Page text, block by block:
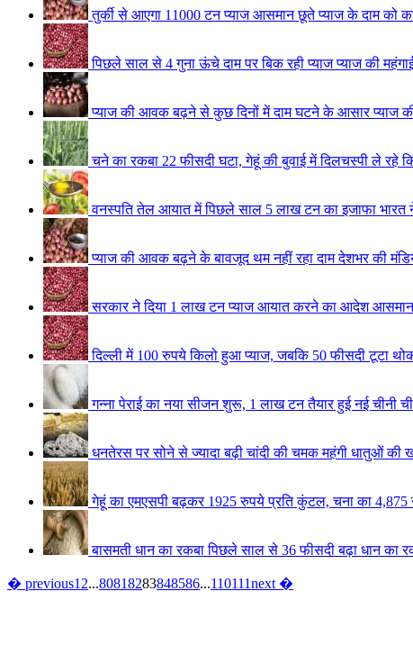
तुर्की से आएगा 11000 टन प्याज आसमान छूते प्याज के दाम को
पिछले साल से 4 गुना ऊंचे दाम पर बिक रही प्याज प्याज की
प्याज की आवक बढ़ने से कुछ दिनों में दाम घटने के आसार प्याज
चने का रकबा 22 फीसदी घटा, गेहूं की बुवाई में दिलचस्पी ले रहे
वनस्पति तेल आयात में पिछले साल 5 लाख टन का इजाफा भारत
प्याज की आवक बढ़ने के बावजूद थम नहीं रहा दाम देशभर की
सरकार ने दिया 1 लाख टन प्याज आयात करने का आदेश आसमान
दिल्ली में 100 रुपये किलो हुआ प्याज, जबकि 50 फीसदी टूटा
गन्ना पेराई का नया सीजन शुरू, 1 लाख टन तैयार हुई नई चीनी
धनतेरस पर सोने से ज्यादा बढ़ी चांदी की चमक महंगी धातुओं की
गेहूं का एमएसपी बढ़कर 1925 रुपये प्रति कुंटल, चना का 4,875
बासमती धान का रकबा पिछले साल से 36 फीसदी बढ़ा धान का
� previous1 2...80818283848586...110111next �